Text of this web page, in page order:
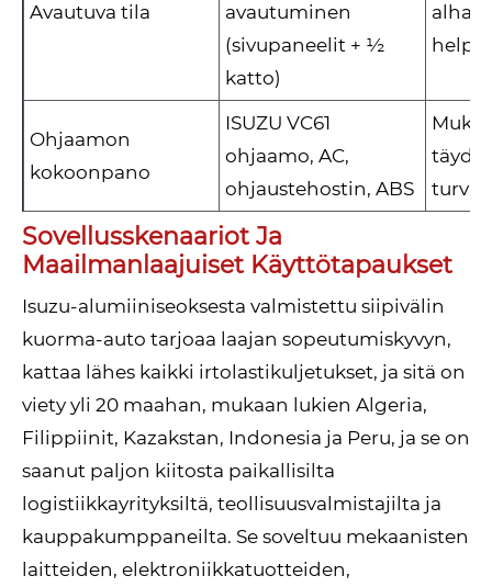
Avautuva tila
avautuminen
(sivupaneelit + ½
katto)
Ohjaamon
kokoonpano
ISUZU VC61
ohjaamo, AC,
ohjaustehostin, ABS
Sovellusskenaariot Ja
Maailmanlaajuiset Käyttötapaukset
Isuzu-alumiiniseoksesta valmistettu siipivälin
kuorma-auto tarjoaa laajan sopeutumiskyvyn,
kattaa lähes kaikki irtolastikuljetukset, ja sitä on
viety yli 20 maahan, mukaan lukien Algeria,
Filippiinit, Kazakstan, Indonesia ja Peru, ja se on
saanut paljon kiitosta paikallisilta
logistiikkayrityksiltä, ​​teollisuusvalmistajilta ja
kauppakumppaneilta. Se soveltuu mekaanisten
laitteiden, elektroniikkatuotteiden,